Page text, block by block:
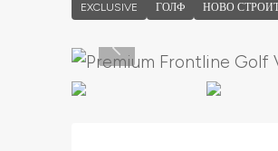
EXCLUSIVE ГОЛФ НОВО